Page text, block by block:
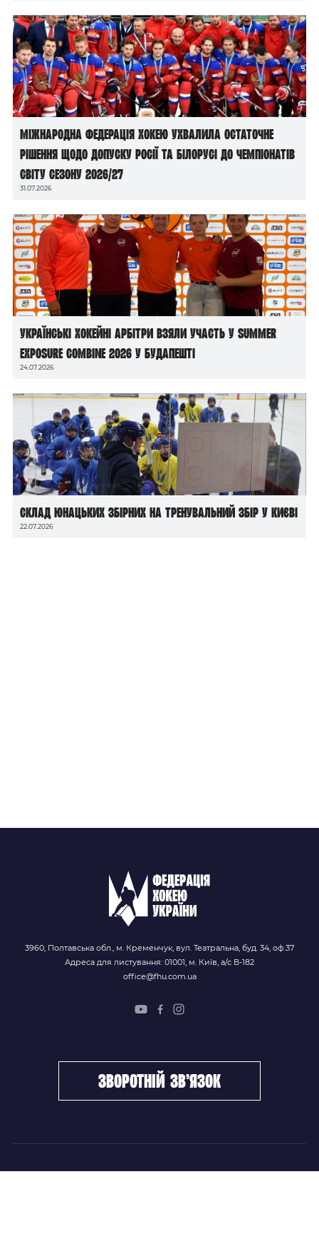
Міжнародна федерація хокею ухвалила остаточне
рішення щодо допуску росії та білорусі до чемпіонатів
світу сезону 2026/27
31.07.2026
Українські хокейні арбітри взяли участь у Summer
Exposure Combine 2026 у Будапешті
24.07.2026
Склад юнацьких збірних на тренувальний збір у Києві
22.07.2026
3960, Полтавська обл., м. Кременчук, вул. Театральна, буд. 34, оф.37
Адреса для листування: 01001, м. Київ, а/с В-182
office@fhu.com.ua
зворотній зв’язок